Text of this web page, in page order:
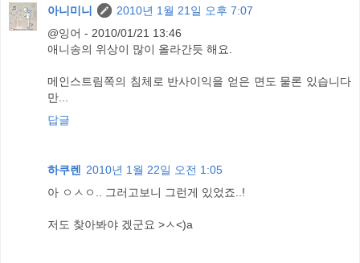
아니미니
2010년 1월 21일 오후 7:07
@잉어 - 2010/01/21 13:46
애니송의 위상이 많이 올라간듯 해요.
메인스트림쪽의 침체로 반사이익을 얻은 면도 물론 있습니다
만...
답글
하쿠렌 2010년 1월 22일 오전 1:05
아 ㅇㅅㅇ.. 그러고보니 그런게 있었죠..!
저도 찾아봐야 겠군요 >ㅅ<)a